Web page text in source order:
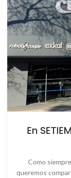
En
Como
queremos